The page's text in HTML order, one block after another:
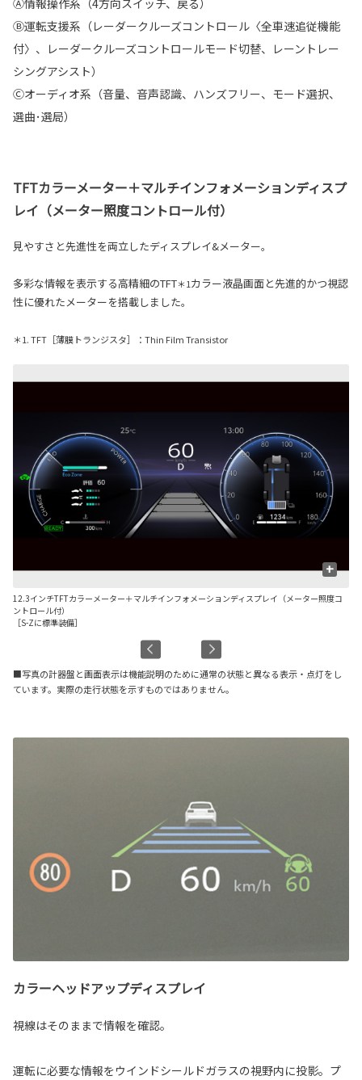
Ⓑ運転支援系（レーダークルーズコントロール〈全車速追従機能
付〉、レーダークルーズコントロールモード切替、レーントレー
シングアシスト）
Ⓒオーディオ系（音量、音声認識、ハンズフリー、モード選択、
選曲･選局）
TFTカラーメーター＋マルチインフォメーションディスプ
レイ（メーター照度コントロール付）
見やすさと先進性を両立したディスプレイ&メーター。
多彩な情報を表示する高精細のTFT＊1カラー液晶画面と先進的かつ視認
性に優れたメーターを搭載しました。
＊1. TFT［薄膜トランジスタ］：Thin Film Transistor
+
12.3インチTFTカラーメーター＋マルチインフォメーションディスプレイ（メーター照度コ
ントロール付）
［S-Zに標準装備］
■写真の計器盤と画面表示は機能説明のために通常の状態と異なる表示・点灯をし
ています。実際の走行状態を示すものではありません。
カラーヘッドアップディスプレイ
視線はそのままで情報を確認。
運転に必要な情報をウインドシールドガラスの視野内に投影。プ